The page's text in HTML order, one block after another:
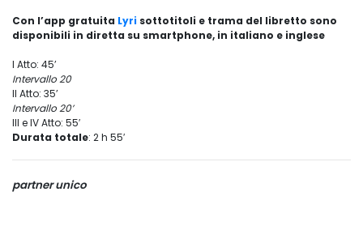
Con l’app gratuita Lyri sottotitoli e trama del libretto sono
disponibili in diretta su smartphone, in italiano e inglese
I Atto: 45’
Intervallo 20
II Atto: 35’
Intervallo 20’
III e IV Atto: 55′
Durata totale: 2 h 55′
partner unico